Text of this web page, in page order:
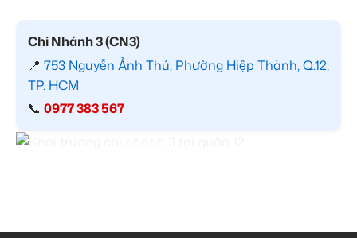
Chi Nhánh 3 (CN3)
📍 753 Nguyễn Ảnh Thủ, Phường Hiệp Thành, Q.12,
TP. HCM
📞 0977 383 567